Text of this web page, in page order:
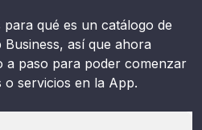
qué es un catálogo de
así que ahora
a paso para poder comenzar
servicios en la App.